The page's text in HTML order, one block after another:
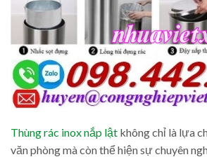
Thùng rác inox nắp lật không chỉ là lựa
văn phòng mà còn thể hiện sự chuyên